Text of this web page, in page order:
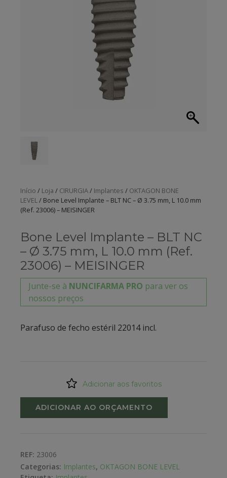
Início / Loja / CIRURGIA/ Implantes / OKTAGON BONE
LEVEL/ Bone Level Implante – BLT NC – Ø 3.75 mm, L 10.0 mm
(Ref. 23006) – MEISINGER
Bone Level Implante – BLT NC
– Ø 3.75 mm, L 10.0 mm (Ref.
23006) – MEISINGER
Junte-se à NUNCIFARMA PRO para ver os
nossos preços
Parafuso de fecho estéril 22014 incl.
Adicionar aos favoritos
ADICIONAR AO ORÇAMENTO
REF: 23006
Categorias: Implantes, OKTAGON BONE LEVEL